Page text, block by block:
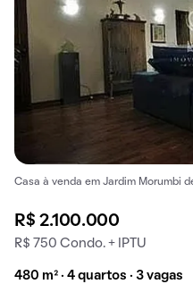
Casa à venda em Jardim Morumbi
R$ 2.100.000
R$ 750 Condo. + IPTU
480 m² · 4 quartos · 3 vagas